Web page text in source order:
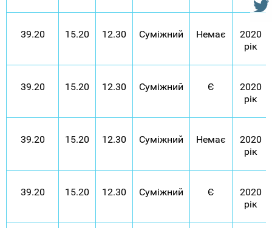
39.20 15.20 12.30 Суміжний Немає
2020
рік
39.20 15.20 12.30 Суміжний Є
2020
рік
39.20 15.20 12.30 Суміжний Немає
2020
рік
39.20 15.20 12.30 Суміжний Є
2020
рік